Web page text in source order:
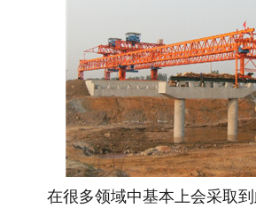
贵州造
贵州提
贵州运
贵州门
在很多领域中基本上会采取到